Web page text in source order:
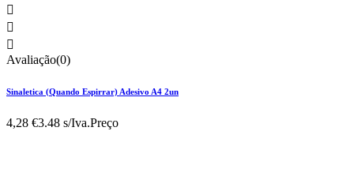



Avaliação(0)
Sinaletica (Quando Espirrar) Adesivo A4 2un
4,28 €3.48 s/Iva.Preço